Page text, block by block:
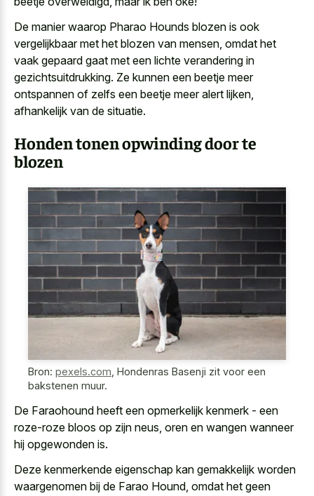
De manier waarop Pharao Hounds blozen is ook
vergelijkbaar met het blozen van mensen, omdat het
vaak gepaard gaat met een lichte verandering in
gezichtsuitdrukking. Ze kunnen een beetje meer
ontspannen of zelfs een beetje meer alert lijken,
afhankelijk van de situatie.
Honden tonen opwinding door te
blozen
Bron: pexels.com Hondenras Basenji zit voor een
bakstenen muur.
De Faraohound heeft een opmerkelijk kenmerk - een
roze-roze bloos op zijn neus, oren en wangen wanneer
hij opgewonden is.
Deze kenmerkende eigenschap kan gemakkelijk worden
waargenomen bij de Farao Hound, omdat het geen